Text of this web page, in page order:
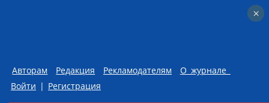
Авторам Редакция Рекламодателям
О журнале
Войти | Регистрация
×
×